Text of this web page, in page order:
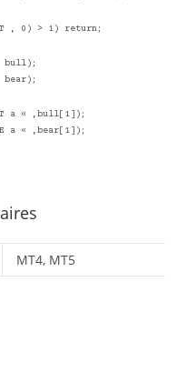
, 0) > 1) return;
bull);
a « ,bull[1]);
a « ,bear[1]);
MT4, MT5